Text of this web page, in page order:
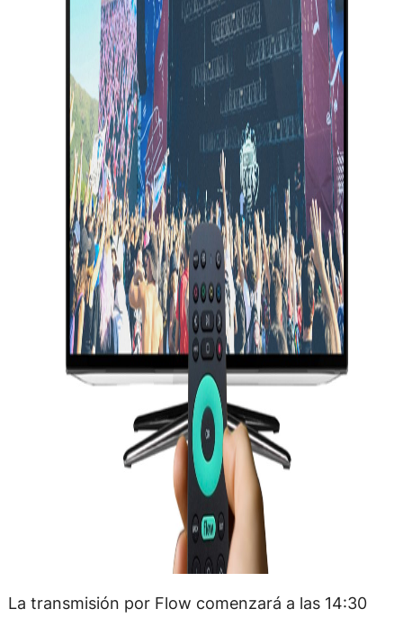
La transmisión por Flow comenzará a las 14:30